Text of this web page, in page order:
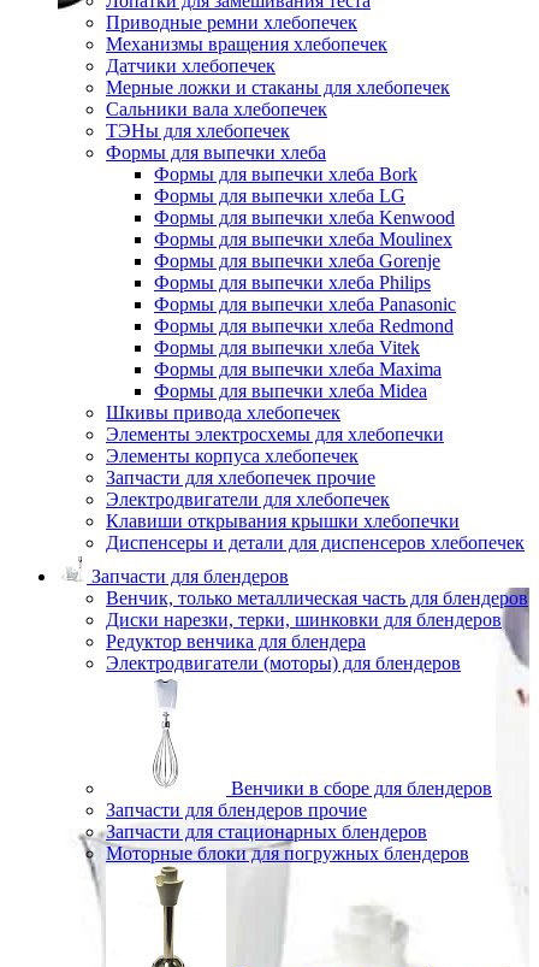
Приводные ремни хлебопечек
Механизмы вращения хлебопечек
Датчики хлебопечек
Мерные ложки и стаканы для хлебопечек
Сальники вала хлебопечек
ТЭНы для хлебопечек
Формы для выпечки хлеба
Формы для выпечки хлеба Bork
Формы для выпечки хлеба LG
Формы для выпечки хлеба Kenwood
Формы для выпечки хлеба Moulinex
Формы для выпечки хлеба Gorenje
Формы для выпечки хлеба Philips
Формы для выпечки хлеба Panasonic
Формы для выпечки хлеба Redmond
Формы для выпечки хлеба Vitek
Формы для выпечки хлеба Maxima
Формы для выпечки хлеба Midea
Шкивы привода хлебопечек
Элементы электросхемы для хлебопечки
Элементы корпуса хлебопечек
Запчасти для хлебопечек прочие
Электродвигатели для хлебопечек
Клавиши открывания крышки хлебопечки
Диспенсеры и детали для диспенсеров хлебопечек
Запчасти для блендеров
Венчик, только металлическая часть для блендеров
Диски нарезки, терки, шинковки для блендеров
Редуктор венчика для блендера
Электродвигатели (моторы) для блендеров
Венчики в сборе для блендеров
Запчасти для блендеров прочие
Запчасти для стационарных блендеров
Моторные блоки для погружных блендеров